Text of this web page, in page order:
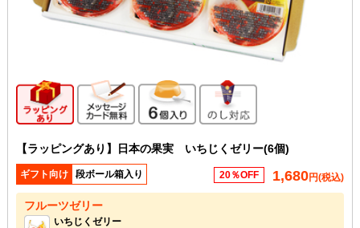
ギフト向け商品メッセージカード無料
6個入り のし対応
【ラッピングあり】日本の果実 いちじくゼリー(6個)
ギフト向け 段ボール箱入り 20％OFF 1,680円(税込)
フルーツゼリー
いちじくゼリー